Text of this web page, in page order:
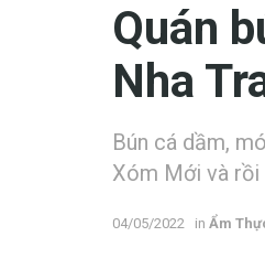
Quán
Nha
Bún cá dầm,
Xóm Mới v‎‎à r‎‎ồi
04/05/2022 in Ẩm